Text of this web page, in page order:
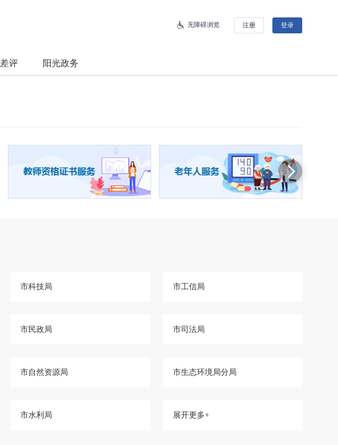
无障碍浏览 注册 登录
评 阳光政务
市科技局 市工信局
市民政局 市司法局
市自然资源局 市生态环境局分局
市水利局 展开更多+